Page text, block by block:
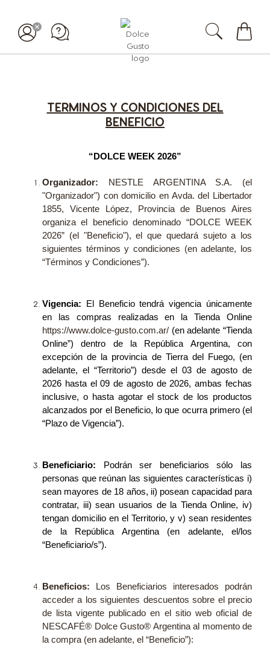
TERMINOS Y CONDICIONES DEL
BENEFICIO
“DOLCE WEEK 2026”
Organizador:
NESTLE ARGENTINA S.A. (el
"Organizador") con domicilio en Avda. del Libertador
1855, Vicente López, Provincia de Buenos Aires
organiza el beneficio denominado “DOLCE WEEK
2026” (el "Beneficio"), el que quedará sujeto a los
siguientes términos y condiciones (en adelante, los
“Términos y Condiciones”).
Vigencia: El Beneficio tendrá vigencia únicamente
en las compras realizadas en la Tienda Online
https://www.dolce-gusto.com.ar/ (en adelante “Tienda
Online”) dentro de la República Argentina, con
excepción de la provincia de Tierra del Fuego, (en
adelante, el “Territorio”) desde el 03 de agosto de
2026 hasta el 09 de agosto de 2026,ambas fechas
inclusive, o hasta agotar el stock de los productos
alcanzados por el Beneficio, lo que ocurra primero (el
“Plazo de Vigencia”).
Beneficiario:
Podrán ser beneficiarios sólo las
personas que reúnan las siguientes características i)
sean mayores de 18 años, ii) posean capacidad para
contratar, iii) sean usuarios de la Tienda Online, iv)
tengan domicilio en el Territorio, y v) sean residentes
de la República Argentina (en adelante, el/los
“Beneficiario/s”).
Beneficios:
Los Beneficiarios interesados podrán
acceder a los siguientes descuentos sobre el precio
de lista vigente publicado en el sitio web oficial de
NESCAFÉ® Dolce Gusto® Argentina al momento de
la compra (en adelante, el “Beneficio”):